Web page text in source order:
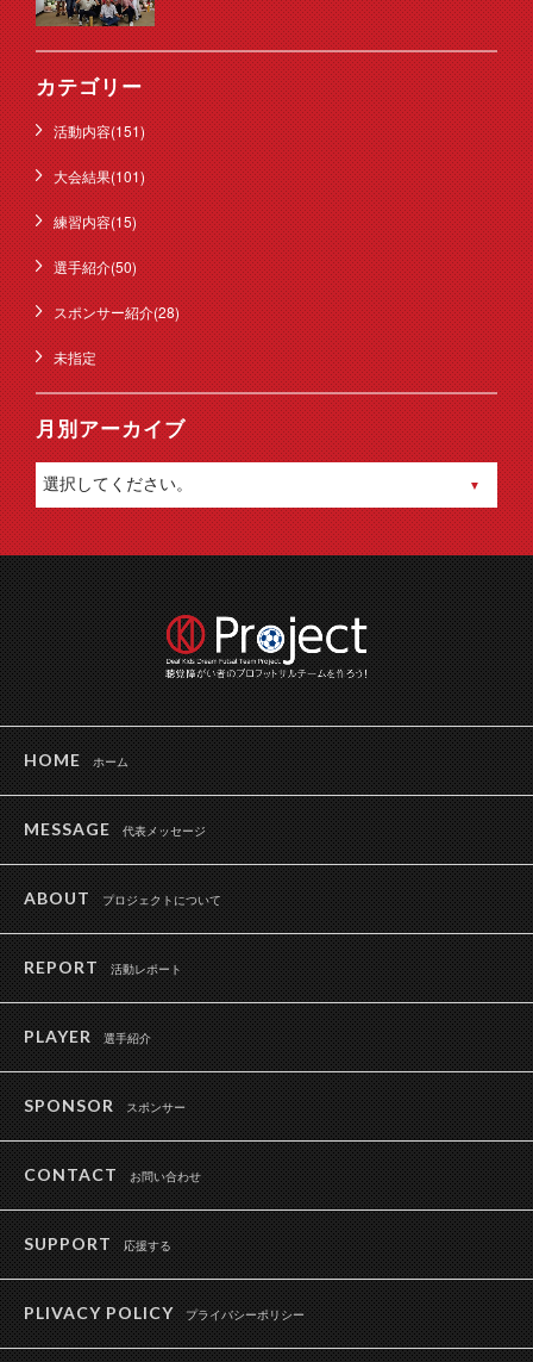
カテゴリー
活動内容(151)
大会結果(101)
練習内容(15)
選手紹介(50)
スポンサー紹介(28)
未指定
月別アーカイブ
HOME ホーム
MESSAGE 代表メッセージ
ABOUT プロジェクトについて
REPORT 活動レポート
PLAYER 選手紹介
SPONSOR スポンサー
CONTACT お問い合わせ
SUPPORT 応援する
PLIVACY POLICY プライバシーポリシー